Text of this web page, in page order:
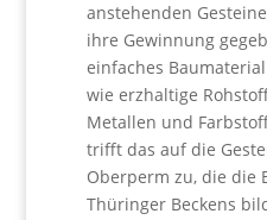
anstehenden
ihre Gewinnung
einfaches
wie erzhaltige
Metallen und
trifft das auf die
Oberperm zu, die die
Thüringer Beckens